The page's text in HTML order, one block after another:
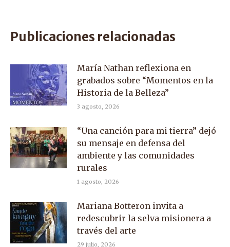
Publicaciones relacionadas
María Nathan reflexiona en
grabados sobre “Momentos en la
Historia de la Belleza”
3 agosto, 2026
“Una canción para mi tierra” dejó
su mensaje en defensa del
ambiente y las comunidades
rurales
1 agosto, 2026
Mariana Botteron invita a
redescubrir la selva misionera a
través del arte
29 julio, 2026